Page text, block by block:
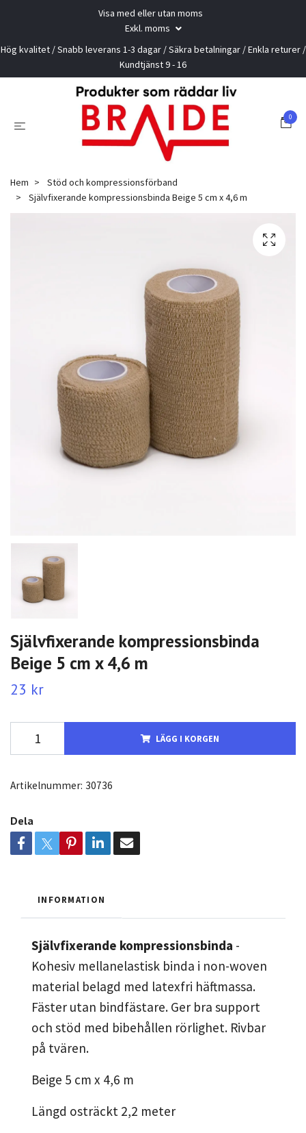
Visa med eller utan moms
Exkl. moms
Hög kvalitet / Snabb leverans 1-3 dagar / Säkra betalningar / Enkla returer /
Kundtjänst 9 - 16
0
Hem
Stöd och kompressionsförband
Självfixerande kompressionsbinda Beige 5 cm x 4,6 m
Självfixerande kompressionsbinda
Beige 5 cm x 4,6 m
23 kr
LÄGG I KORGEN
Artikelnummer: 30736
Dela
INFORMATION
Självfixerande kompressionsbinda -
Kohesiv mellanelastisk binda i non-woven
material belagd med latexfri häftmassa.
Fäster utan bindfästare. Ger bra support
och stöd med bibehållen rörlighet. Rivbar
på tvären.
Beige 5 cm x 4,6 m
Längd osträckt 2,2 meter